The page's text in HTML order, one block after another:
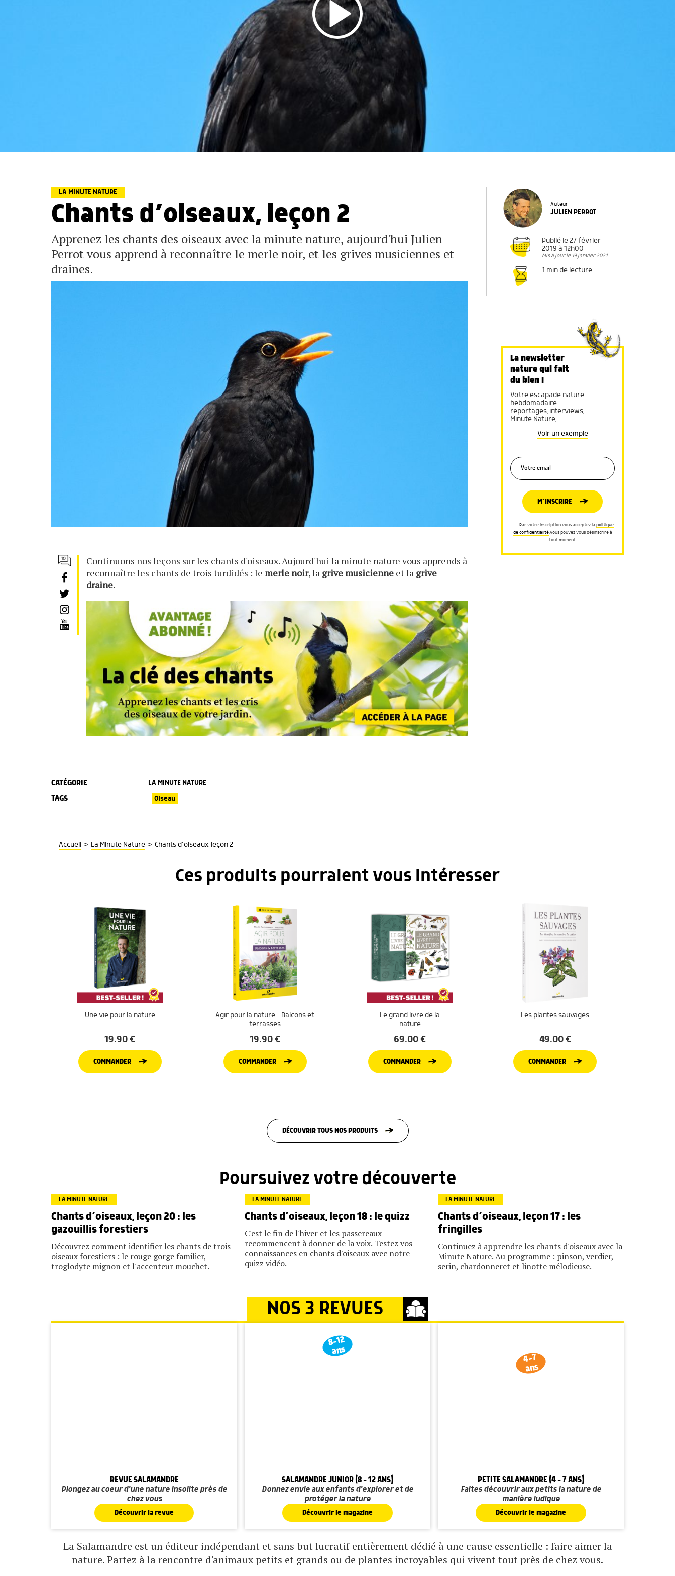
LA MINUTE NATURE
Chants d’oiseaux, leçon 2
Apprenez les chants des oiseaux avec la minute nature, aujourd'hui Julien
Perrot vous apprend à reconnaître le merle noir, et les grives musiciennes et
draines.
Continuons nos leçons sur les chants d'oiseaux. Aujourd'hui la minute nature vous apprends à
reconnaître les chants de trois turdidés : lemerle noir, la grive musicienne et la grive
draine.
Auteur
JULIEN PERROT
Publié le 27 février
2019 à 12h00
Mis à jour le 19 janvier 2021
1 min de lecture
La newsletter
nature qui fait
du bien !
Votre escapade nature
hebdomadaire :
reportages, interviews,
Minute Nature, …
Voir un exemple
M’INSCRIRE
Par votre inscription vous acceptez la politique
de confidentialité.Vous pouvez vous désinscrire à
tout moment.
CATÉGORIE LA MINUTE NATURE
TAGS Oiseau
Accueil > La Minute Nature > Chants d’oiseaux, leçon 2
Ces produits pourraient vous intéresser
Une vie pour la nature
19.90€
COMMANDER
Agir pour la nature – Balcons et
terrasses
19.90€
COMMANDER
Le grand livre de la
nature
69.00€
COMMANDER
Les plantes sauvages
49.00€
COMMANDER
DÉCOUVRIR TOUS NOS PRODUITS
Poursuivez votre découverte
LA MINUTE NATURE
Chants d’oiseaux, leçon 20 : les
gazouillis forestiers
Découvrez comment identifier les chants de trois
oiseaux forestiers : le rouge gorge familier,
troglodyte mignon et l'accenteur mouchet.
LA MINUTE NATURE
Chants d’oiseaux, leçon 18 : le quizz
C'est le fin de l'hiver et les passereaux
recommencent à donner de la voix. Testez vos
connaissances en chants d'oiseaux avec notre
quizz vidéo.
LA MINUTE NATURE
Chants d’oiseaux, leçon 17 : les
fringilles
Continuez à apprendre les chants d'oiseaux avec la
Minute Nature. Au programme : pinson, verdier,
serin, chardonneret et linotte mélodieuse.
NOS 3 REVUES
REVUE SALAMANDRE
Plongez au coeur d'une nature insolite près de
chez vous
Découvrir la revue
8-12
ans
SALAMANDRE JUNIOR (8 - 12 ANS)
Donnez envie aux enfants d'explorer et de
protéger la nature
Découvrir le magazine
4-7
ans
PETITE SALAMANDRE (4 - 7 ANS)
Faites découvrir aux petits la nature de
manière ludique
Découvrir le magazine
La Salamandre est un éditeur indépendant et sans but lucratif entièrement dédié à une cause essentielle : faire aimer la
nature. Partez à la rencontre d'animaux petits et grands ou de plantes incroyables qui vivent tout près de chez vous.